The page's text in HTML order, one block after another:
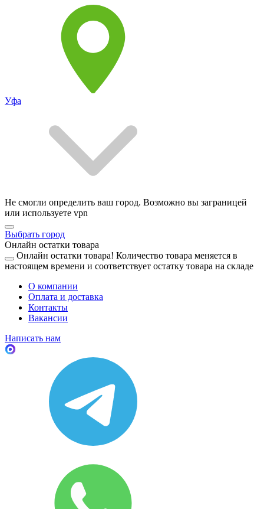
Уфа
Не смогли определить ваш город. Возможно вы заграницей
или используете vpn
Выбрать город
Онлайн остатки товара
Онлайн остатки товара! Количество товара меняется в
настоящем времени и соответствует остатку товара на складе
О компании
Оплата и доставка
Контакты
Вакансии
Написать нам